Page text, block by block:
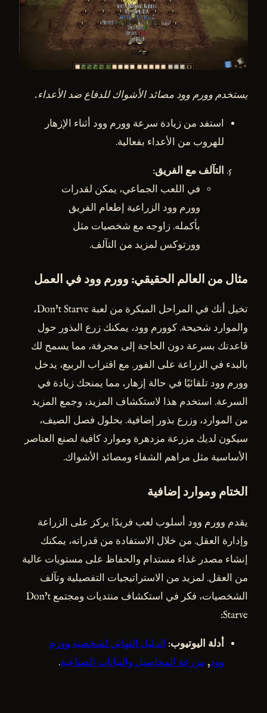
يستخدم وورم وود مصائد الأشواك للدفاع ضد الأعداء.
استفد من زيادة سرعة وورم وود أثناء الإزهار
للهروب من الأعداء بفعالية.
التآلف مع الفريق:
في اللعب الجماعي، يمكن لقدرات
وورم وود الزراعية إطعام الفريق
بأكمله. زاوجه مع شخصيات مثل
وورتوكس لمزيد من التآلف.
مثال من العالم الحقيقي: وورم وود في العمل
تخيل أنك في المراحل المبكرة من لعبة Don't Starve،
والموارد شحيحة. كوورم وود، يمكنك زرع البذور حول
قاعدتك بسرعة دون الحاجة إلى مجرفة، مما يسمح لك
بالبدء في الزراعة على الفور. مع اقتراب الربيع، يدخل
وورم وود تلقائيًا في حالة إزهار، مما يمنحك زيادة في
السرعة. استخدم هذا لاستكشاف المزيد، وجمع المزيد
من الموارد، وزرع بذور إضافية. بحلول فصل الصيف،
سيكون لديك مزرعة مزدهرة وموارد كافية لصنع العناصر
الأساسية مثل مراهم الشفاء ومصائد الأشواك.
الختام وموارد إضافية
يقدم وورم وود أسلوب لعب فريدًا يركز على الزراعة
وإدارة العقل. من خلال الاستفادة من قدراته، يمكنك
إنشاء مصدر غذاء مستدام والحفاظ على مستويات عالية
من العقل. لمزيد من الاستراتيجيات التفصيلية وتآلف
الشخصيات، فكر في استكشاف منتديات ومجتمع Don't
Starve:
أدلة اليوتيوب: الدليل النهائي لشخصية وورم
وود, مزرعة المحاصيل والنباتات الصناعية.